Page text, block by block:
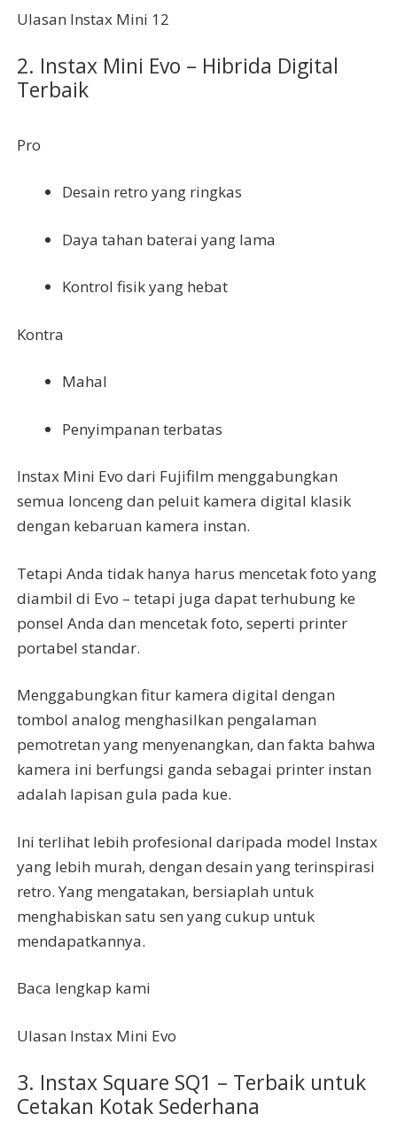
Ulasan Instax Mini 12
2. Instax Mini Evo – Hibrida Digital
Terbaik
Pro
Desain retro yang ringkas
Daya tahan baterai yang lama
Kontrol fisik yang hebat
Kontra
Mahal
Penyimpanan terbatas
Instax Mini Evo dari Fujifilm menggabungkan
semua lonceng dan peluit kamera digital klasik
dengan kebaruan kamera instan.
Tetapi Anda tidak hanya harus mencetak foto yang
diambil di Evo – tetapi juga dapat terhubung ke
ponsel Anda dan mencetak foto, seperti printer
portabel standar.
Menggabungkan fitur kamera digital dengan
tombol analog menghasilkan pengalaman
pemotretan yang menyenangkan, dan fakta bahwa
kamera ini berfungsi ganda sebagai printer instan
adalah lapisan gula pada kue.
Ini terlihat lebih profesional daripada model Instax
yang lebih murah, dengan desain yang terinspirasi
retro. Yang mengatakan, bersiaplah untuk
menghabiskan satu sen yang cukup untuk
mendapatkannya.
Baca lengkap kami
Ulasan Instax Mini Evo
3. Instax Square SQ1 – Terbaik untuk
Cetakan Kotak Sederhana